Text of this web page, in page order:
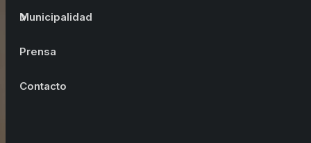
Municipalidad
Prensa
Contacto